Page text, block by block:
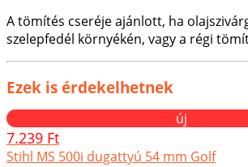
A tömítés cseréje ajánlott, ha
szelepfedél környékén, vagy a régi
Ezek is érdekelhetnek
új
7.239 Ft
Stihl MS 500i dugattyú 54 mm Golf